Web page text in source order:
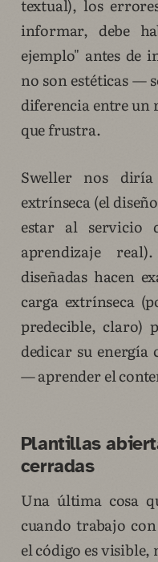
textual), los
informar, debe
ejemplo" antes de
no son estéticas —
diferencia entre un
que frustra.
Sweller nos
extrínseca (el
estar al servicio
aprendizaje
diseñadas hacen
carga extrínseca
predecible, claro)
dedicar su
— aprender el
Plantillas
cerradas
Una última cosa
cuando trabajo
el código es